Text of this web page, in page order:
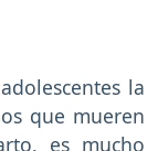
la
que mueren
es mucho